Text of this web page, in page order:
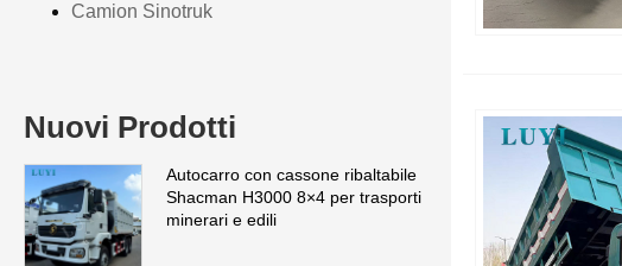
Camion Sinotruk
Nuovi Prodotti
Autocarro con cassone ribaltabile
Shacman H3000 8×4 per trasporti
minerari e edili